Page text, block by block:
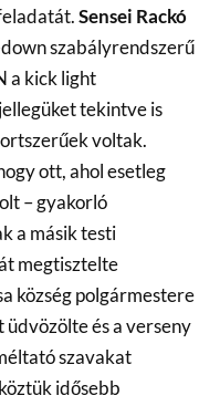
Sensei Rackó
szabályrendszerű
a kick light
tekintve is
voltak.
ott, ahol esetleg
– gyakorló
a másik testi
megtisztelte
község polgármestere
üdvözölte és a verseny
szavakat
idősebb